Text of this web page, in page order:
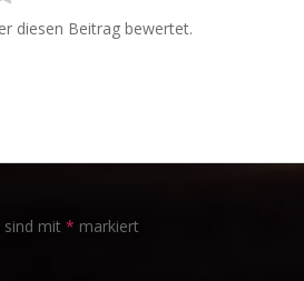
diesen Beitrag bewertet.
sind mit * markiert